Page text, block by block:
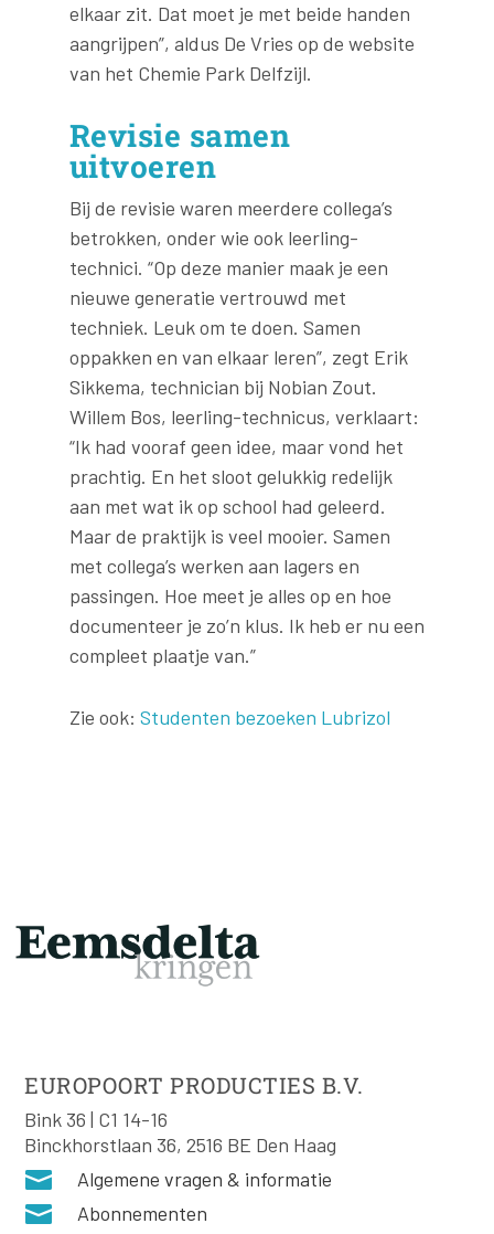
elkaar zit. Dat moet je met beide handen
aangrijpen”, aldus De Vries op de website
van het Chemie Park Delfzijl.
Revisie samen
uitvoeren
Bij de revisie waren meerdere collega’s
betrokken, onder wie ook leerling-
technici. “Op deze manier maak je een
nieuwe generatie vertrouwd met
techniek. Leuk om te doen. Samen
oppakken en van elkaar leren”, zegt Erik
Sikkema, technician bij Nobian Zout.
Willem Bos, leerling-technicus, verklaart:
“Ik had vooraf geen idee, maar vond het
prachtig. En het sloot gelukkig redelijk
aan met wat ik op school had geleerd.
Maar de praktijk is veel mooier. Samen
met collega’s werken aan lagers en
passingen. Hoe meet je alles op en hoe
documenteer je zo’n klus. Ik heb er nu een
compleet plaatje van.”
Zie ook: Studenten bezoeken Lubrizol
EUROPOORT PRODUCTIES B.V.
Bink 36 | C1 14-16
Binckhorstlaan 36, 2516 BE Den Haag
 Algemene vragen & informatie
 Abonnementen